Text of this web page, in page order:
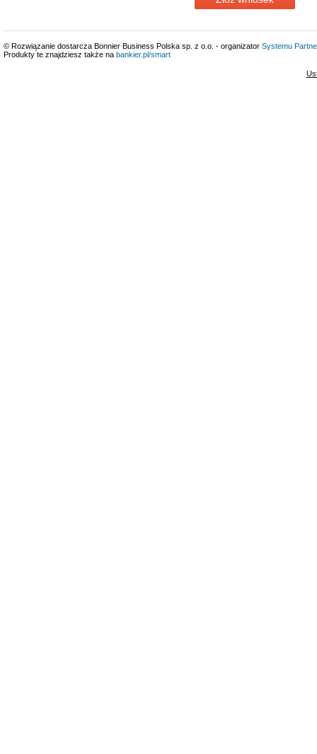
© Rozwiązanie dostarcza Bonnier Business Polska sp. z o.o. - organizator Systemu
Produkty te znajdziesz także na bankier.pl/smart